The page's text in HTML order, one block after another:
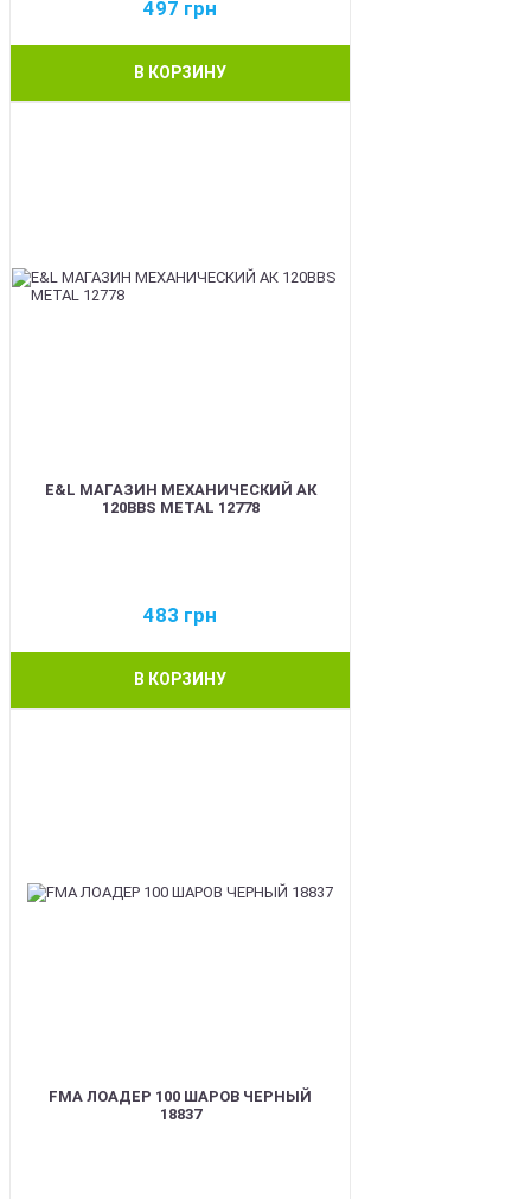
497 грн
В КОРЗИНУ
E&L МАГАЗИН МЕХАНИЧЕСКИЙ АК
120BBS METAL 12778
483 грн
В КОРЗИНУ
FMA ЛОАДЕР 100 ШАРОВ ЧЕРНЫЙ
18837